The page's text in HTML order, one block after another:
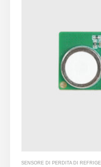
SENSORE DI PERDITA DI